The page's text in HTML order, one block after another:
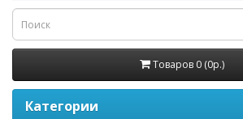
Товаров 0 (0р.)
Категории